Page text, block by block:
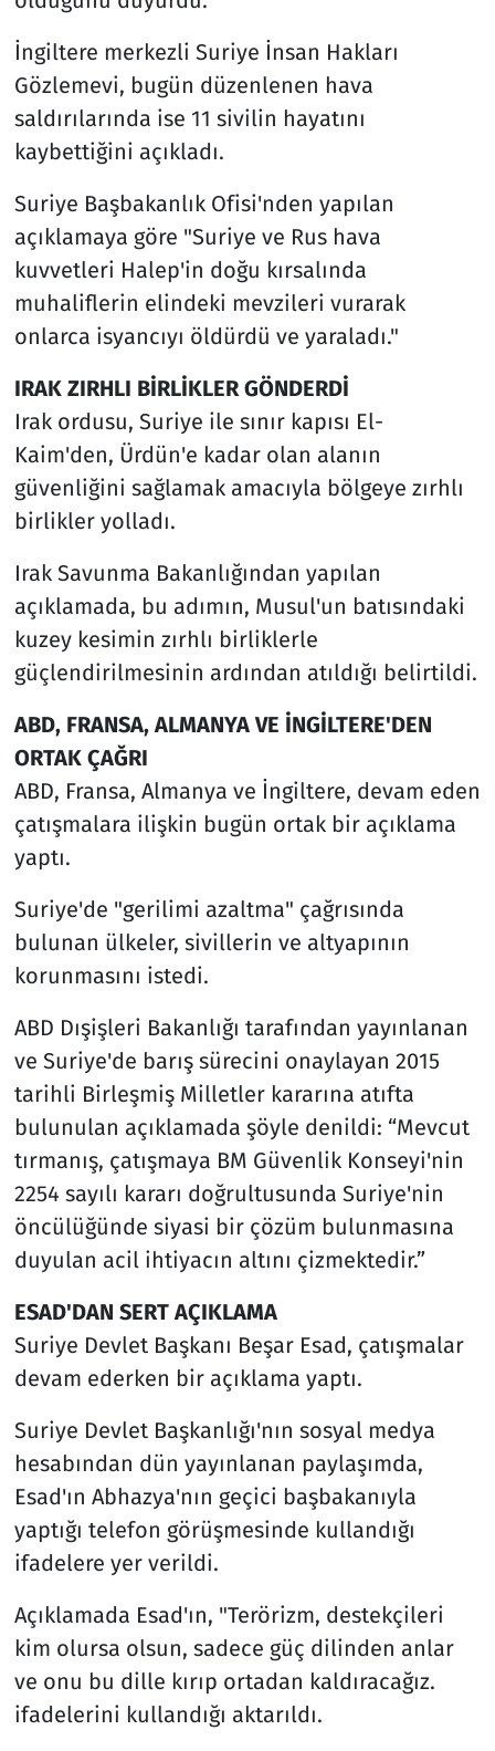
İngiltere merkezli Suriye İnsan Hakları
Gözlemevi, bugün düzenlenen hava
saldırılarında ise 11 sivilin hayatını
kaybettiğini açıkladı.
Suriye Başbakanlık Ofisi'nden yapılan
açıklamaya göre "Suriye ve Rus hava
kuvvetleri Halep'in doğu kırsalında
muhaliflerin elindeki mevzileri vurarak
onlarca isyancıyı öldürdü ve yaraladı."
IRAK ZIRHLI BİRLİKLER GÖNDERDİ
Irak ordusu, Suriye ile sınır kapısı El-
Kaim'den, Ürdün'e kadar olan alanın
güvenliğini sağlamak amacıyla bölgeye zırhlı
birlikler yolladı.
Irak Savunma Bakanlığından yapılan
açıklamada, bu adımın, Musul'un batısındaki
kuzey kesimin zırhlı birliklerle
güçlendirilmesinin ardından atıldığı belirtildi.
ABD, FRANSA, ALMANYA VE İNGİLTERE'DEN
ORTAK ÇAĞRI
ABD, Fransa, Almanya ve İngiltere, devam eden
çatışmalara ilişkin bugün ortak bir açıklama
yaptı.
Suriye'de "gerilimi azaltma" çağrısında
bulunan ülkeler, sivillerin ve altyapının
korunmasını istedi.
ABD Dışişleri Bakanlığı tarafından yayınlanan
ve Suriye'de barış sürecini onaylayan 2015
tarihli Birleşmiş Milletler kararına atıfta
bulunulan açıklamada şöyle denildi: “Mevcut
tırmanış, çatışmaya BM Güvenlik Konseyi'nin
2254 sayılı kararı doğrultusunda Suriye'nin
öncülüğünde siyasi bir çözüm bulunmasına
duyulan acil ihtiyacın altını çizmektedir.”
ESAD'DAN SERT AÇIKLAMA
Suriye Devlet Başkanı Beşar Esad, çatışmalar
devam ederken bir açıklama yaptı.
Suriye Devlet Başkanlığı'nın sosyal medya
hesabından dün yayınlanan paylaşımda,
Esad'ın Abhazya'nın geçici başbakanıyla
yaptığı telefon görüşmesinde kullandığı
ifadelere yer verildi.
Açıklamada Esad'ın, "Terörizm, destekçileri
kim olursa olsun, sadece güç dilinden anlar
ve onu bu dille kırıp ortadan kaldıracağız.
ifadelerini kullandığı aktarıldı.